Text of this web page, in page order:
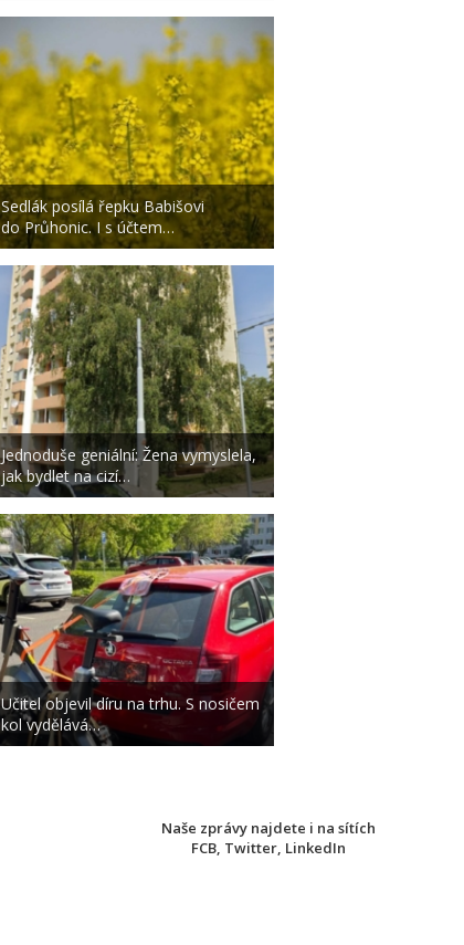
Sedlák posílá řepku Babišovi
do Průhonic. I s účtem…
Jednoduše geniální: Žena vymyslela,
jak bydlet na cizí…
Učitel objevil díru na trhu. S nosičem
kol vydělává…
Naše zprávy najdete i na sítích
FCB, Twitter, LinkedIn